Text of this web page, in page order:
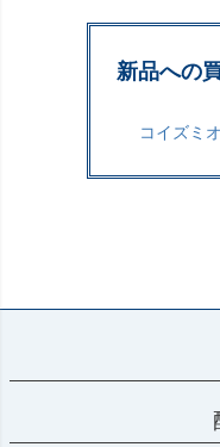
新品への
コイズミ